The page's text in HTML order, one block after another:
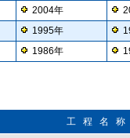
2004年
1995年
1986年
工 程 名 称